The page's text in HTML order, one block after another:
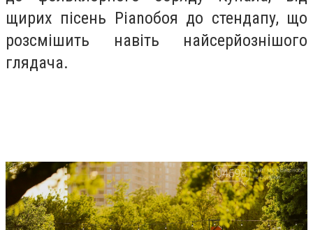
щирих пісень Pianoбоя до стендапу, що
розсмішить навіть найсерйознішого
глядача.